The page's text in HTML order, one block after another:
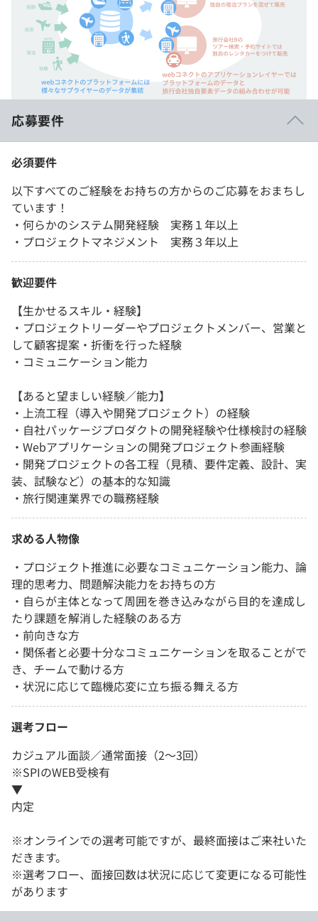
応募要件
必須要件
以下すべてのご経験をお持ちの方からのご応募をおまちし
ています！
・何らかのシステム開発経験 実務１年以上
・プロジェクトマネジメント 実務３年以上
歓迎要件
【生かせるスキル・経験】
・プロジェクトリーダーやプロジェクトメンバー、営業と
して顧客提案・折衝を行った経験
・コミュニケーション能力
【あると望ましい経験／能力】
・上流工程（導入や開発プロジェクト）の経験
・自社パッケージプロダクトの開発経験や仕様検討の経験
・Webアプリケーションの開発プロジェクト参画経験
・開発プロジェクトの各工程（見積、要件定義、設計、実
装、試験など）の基本的な知識
・旅行関連業界での職務経験
求める人物像
・プロジェクト推進に必要なコミュニケーション能力、論
理的思考力、問題解決能力をお持ちの方
・自らが主体となって周囲を巻き込みながら目的を達成し
たり課題を解消した経験のある方
・前向きな方
・関係者と必要十分なコミュニケーションを取ることがで
き、チームで動ける方
・状況に応じて臨機応変に立ち振る舞える方
選考フロー
カジュアル面談／通常面接（2～3回）
※SPIのWEB受検有
▼
内定
※オンラインでの選考可能ですが、最終面接はご来社いた
だきます。
※選考フロー、面接回数は状況に応じて変更になる可能性
があります